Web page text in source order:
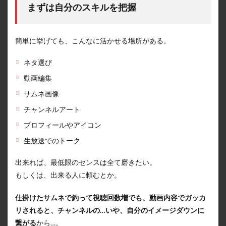
まずは自分のスキルを把握
簡単に挙げても、こんなに活かせる場所がある。
ネタ選び
動画編集
サムネ画像
チャンネルアート
プロフィールやアイコン
生放送でのトーク
出来れば、最低限のセンスは全て磨きたい。
もしくは、出来る人に頼むとか。
仕掛けたサムネで釣って視聴回数増でも、動画内容でガッカ
リされると、チャンネルの…いや、自分のイメージダウンに
繋がるから…。